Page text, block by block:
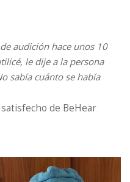
audición hace unos 10
le dije a la persona
sabía cuánto se había
de BeHear